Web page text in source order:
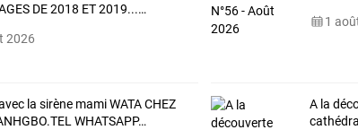
DE2018 ET2019...…
2026
1
la sirènemamiWATACHEZ
WHATSAPP…
A la